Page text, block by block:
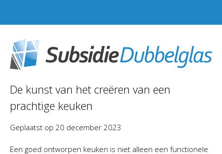
De kunst van het creëren van een
prachtige keuken
Geplaatst op 20 december 2023
Een goed ontworpen keuken is niet alleen een functionele